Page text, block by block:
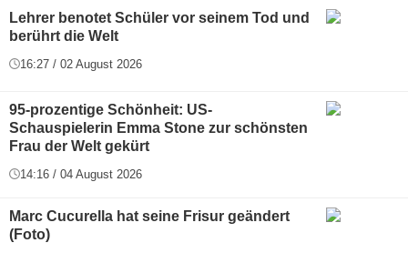
Lehrer benotet Schüler vor seinem Tod und
berührt die Welt
16:27 / 02 August 2026
95-prozentige Schönheit: US-
Schauspielerin Emma Stone zur schönsten
Frau der Welt gekürt
14:16 / 04 August 2026
Marc Cucurella hat seine Frisur geändert
(Foto)